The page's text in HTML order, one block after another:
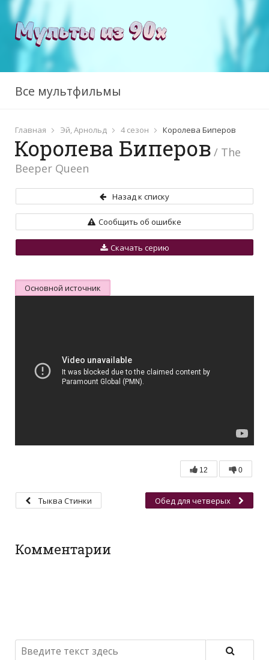
Все мультфильмы
Главная Эй, Арнольд 4 сезон Королева Биперов
Королева Биперов / The
Beeper Queen
Назад к списку
Сообщить об ошибке
Скачать серию
Основной источник
12 0
Тыква Стинки Обед для четверых
Комментарии